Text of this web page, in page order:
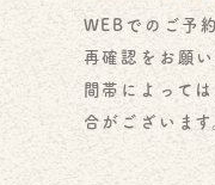
WEB でのご予
再確認をお願
間帯によって
合がございます